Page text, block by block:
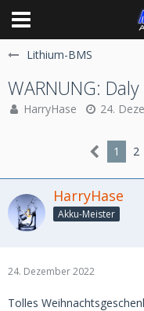
Lithium-BMS
WARNUNG:
HarryHase 24.
1 2
HarryHase
Akku-Meister
24. Dezember 2022
Tolles